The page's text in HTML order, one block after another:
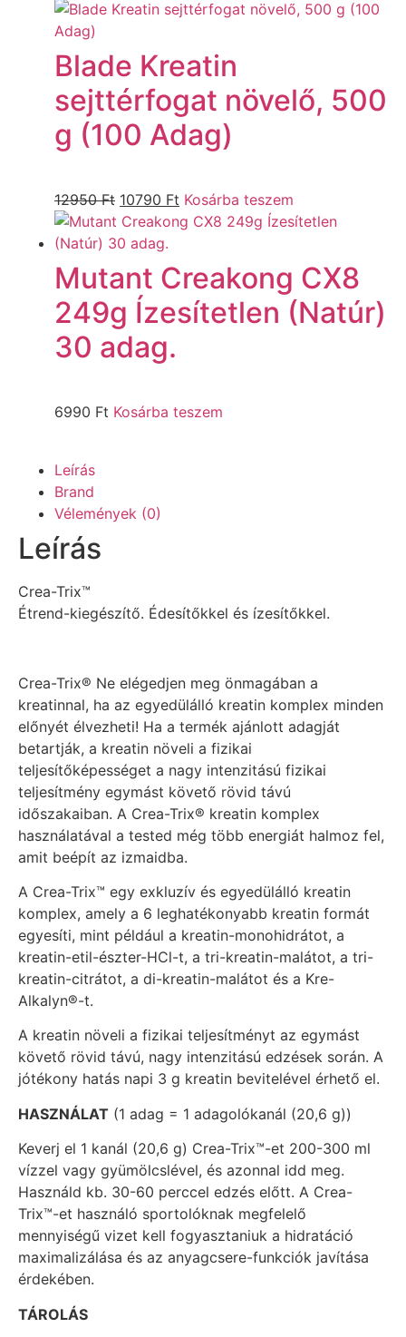
Blade Kreatin
sejttérfogat növelő, 500
g (100 Adag)
12950Ft 10790 Ft Kosárba teszem
Mutant Creakong CX8
249g Ízesítetlen (Natúr)
30 adag.
6990 Ft Kosárba teszem
Leírás
Brand
Vélemények (0)
Leírás
Crea-Trix™
Étrend-kiegészítő. Édesítőkkel és ízesítőkkel.
Crea-Trix® Ne elégedjen meg önmagában a
kreatinnal, ha az egyedülálló kreatin komplex minden
előnyét élvezheti! Ha a termék ajánlott adagját
betartják, a kreatin növeli a fizikai
teljesítőképességet a nagy intenzitású fizikai
teljesítmény egymást követő rövid távú
időszakaiban. A Crea-Trix® kreatin komplex
használatával a tested még több energiát halmoz fel,
amit beépít az izmaidba.
A Crea-Trix™ egy exkluzív és egyedülálló kreatin
komplex, amely a 6 leghatékonyabb kreatin formát
egyesíti, mint például a kreatin-monohidrátot, a
kreatin-etil-észter-HCl-t, a tri-kreatin-malátot, a tri-
kreatin-citrátot, a di-kreatin-malátot és a Kre-
Alkalyn®-t.
A kreatin növeli a fizikai teljesítményt az egymást
követő rövid távú, nagy intenzitású edzések során. A
jótékony hatás napi 3 g kreatin bevitelével érhető el.
HASZNÁLAT (1 adag = 1 adagolókanál (20,6 g))
Keverj el 1 kanál (20,6 g) Crea-Trix™-et 200-300 ml
vízzel vagy gyümölcslével, és azonnal idd meg.
Használd kb. 30-60 perccel edzés előtt. A Crea-
Trix™-et használó sportolóknak megfelelő
mennyiségű vizet kell fogyasztaniuk a hidratáció
maximalizálása és az anyagcsere-funkciók javítása
érdekében.
TÁROLÁS